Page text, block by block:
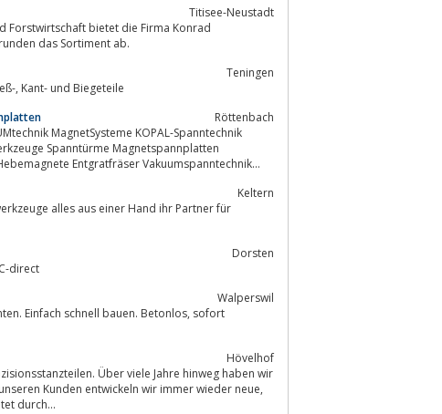
Titisee-Neustadt
Forstwirtschaft bietet die Firma Konrad
mehr runden das Sortiment ab.
Teningen
Produktion von Rohrbefestigungen, Freileitungsmaterial sowie Stanz-, Preß-, Kant- und Biegeteile
Röttenbach
MagnetSysteme KOPAL-Spanntechnik
Spanntürme Magnetspannplatten
Entgratfräser Vakuumspanntechnik
Keltern
Dorsten
direct
Walperswil
schnell bauen. Betonlos, sofort
Hövelhof
Über viele Jahre hinweg haben wir
durch...